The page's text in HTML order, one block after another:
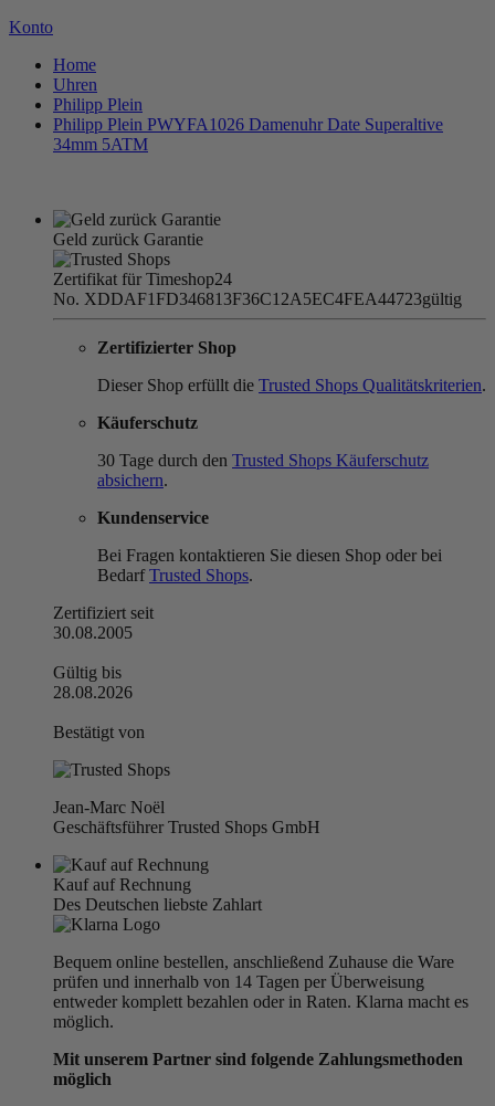
Konto
Home
Uhren
Philipp Plein
Philipp Plein PWYFA1026 Damenuhr Date Superaltive
34mm 5ATM
Geld zurück Garantie
Zertifikat für Timeshop24
No. XDDAF1FD346813F36C12A5EC4FEA44723gültig
Zertifizierter Shop
Dieser Shop erfüllt die Trusted Shops Qualitätskriterien.
Käuferschutz
30 Tage durch den Trusted Shops Käuferschutz
absichern.
Kundenservice
Bei Fragen kontaktieren Sie diesen Shop oder bei
BedarfTrusted Shops.
Zertifiziert seit
30.08.2005
Gültig bis
28.08.2026
Bestätigt von
Jean-Marc Noël
Geschäftsführer Trusted Shops GmbH
Kauf auf Rechnung
Des Deutschen liebste Zahlart
Bequem online bestellen, anschließend Zuhause die Ware
prüfen und innerhalb von 14 Tagen per Überweisung
entweder komplett bezahlen oder in Raten. Klarna macht es
möglich.
Mit unserem Partner sind folgende Zahlungsmethoden
möglich